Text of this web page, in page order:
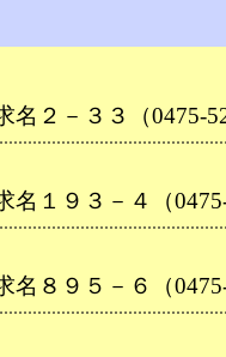
２－３３（0475-
１９３－４（
８９５－６（